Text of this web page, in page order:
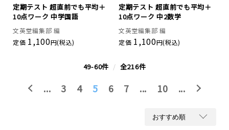
定期テスト 超直前でも平均＋
10点ワーク 中学国語
文英堂編集部 編
定価 1,100円(税込)
定期テスト 超直前でも平均＋
10点ワーク 中2数学
文英堂編集部 編
定価 1,100円(税込)
49-60件 / 全216件
... 3 4 5 6 7 ... 10 ...